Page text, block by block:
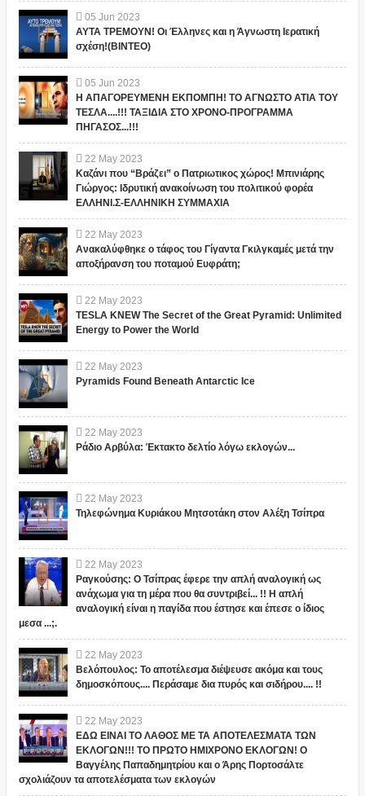
05 Jun 2023
ΑΥΤΑ ΤΡΕΜΟΥΝ! Οι Έλληνες και η Άγνωστη Ιερατική
σχέση!(ΒΙΝΤΕΟ)
05 Jun 2023
Η ΑΠΑΓΟΡΕΥΜΕΝΗ ΕΚΠΟΜΠΗ! ΤΟ ΑΓΝΩΣΤΟ ΑΤΙΑ ΤΟΥ
ΤΕΣΛΑ....!!! ΤΑΞΙΔΙΑ ΣΤΟ ΧΡΟΝΟ-ΠΡΟΓΡΑΜΜΑ
ΠΗΓΑΣΟΣ...!!!
22 May 2023
Καζάνι που “Βράζει” ο Πατριωτικος χώρος! Μπινιάρης
Γιώργος: Ιδρυτική ανακοίνωση του πολιτικού φορέα
ΕΛΛΗΝΙ.Σ-ΕΛΛΗΝΙΚΗ ΣΥΜΜΑΧΙΑ
22 May 2023
Ανακαλύφθηκε ο τάφος του Γίγαντα Γκιλγκαμές μετά την
αποξήρανση του ποταμού Ευφράτη;
22 May 2023
TESLA KNEW The Secret of the Great Pyramid: Unlimited
Energy to Power the World
22 May 2023
Pyramids Found Beneath Antarctic Ice
22 May 2023
Ράδιο Αρβύλα: Έκτακτο δελτίο λόγω εκλογών...
22 May 2023
Τηλεφώνημα Κυριάκου Μητσοτάκη στον Αλέξη Τσίπρα
22 May 2023
Ραγκούσης: Ο Τσίπρας έφερε την απλή αναλογική ως
ανάχωμα για τη μέρα που θα συντριβεί... !! Η απλή
αναλογική είναι η παγίδα που έστησε και έπεσε ο ίδιος
μεσα ...;.
22 May 2023
Βελόπουλος: Το αποτέλεσμα διέψευσε ακόμα και τους
δημοσκόπους.... Περάσαμε δια πυρός και σιδήρου.... !!
22 May 2023
ΕΔΩ ΕΙΝΑΙ ΤΟ ΛΑΘΟΣ ΜΕ ΤΑ ΑΠΟΤΕΛΕΣΜΑΤΑ ΤΩΝ
ΕΚΛΟΓΩΝ!!! ΤΟ ΠΡΩΤΟ ΗΜΙΧΡΟΝΟ ΕΚΛΟΓΩΝ! Ο
Βαγγέλης Παπαδημητρίου και ο Άρης Πορτοσάλτε
σχολιάζουν τα αποτελέσματα των εκλογών